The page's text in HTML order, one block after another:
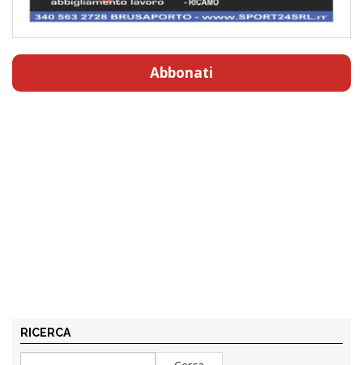
Abbonati
RICERCA